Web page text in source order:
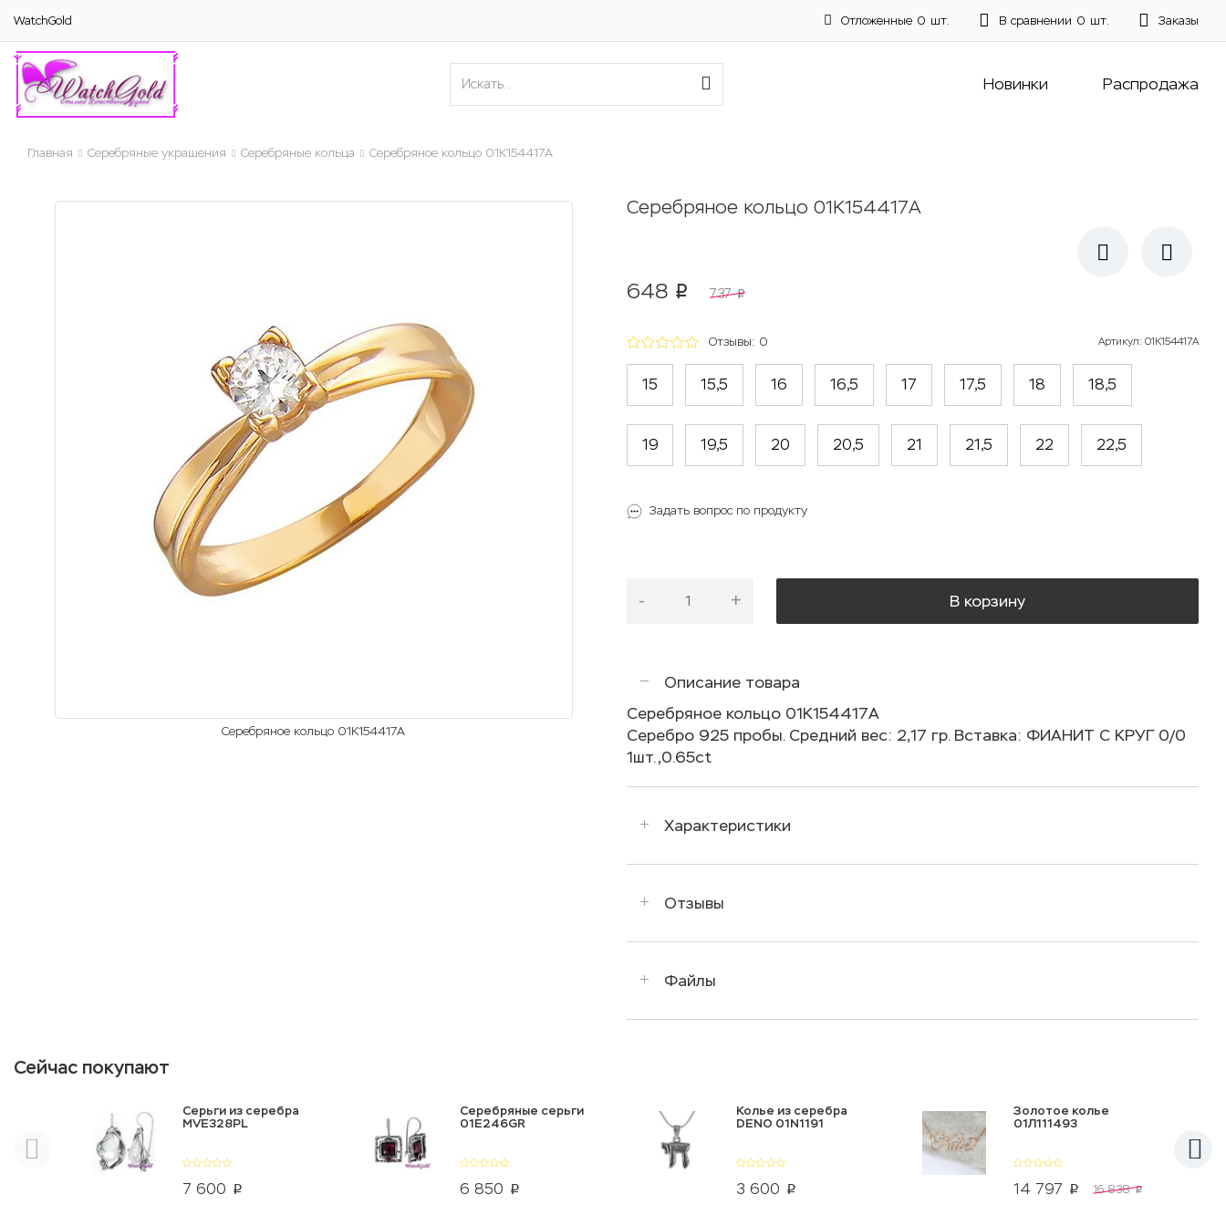
WatchGold Отложенные 0 шт. В сравнении 0 шт. Заказы
Новинки Распродажа
Главная Серебряные украшения Серебряные кольца Серебряное кольцо 01К154417А
Серебряное кольцо 01К154417А
Серебряное кольцо 01К154417А
648 p 737 p
Отзывы: 0 Артикул: 01К154417А
15 15,5 16 16,5 17 17,5 18 18,5
19 19,5 20 20,5 21 21,5 22 22,5
Задать вопрос по продукту
- + В корзину
Описание товара
Серебряное кольцо 01К154417А
Серебро 925 пробы. Средний вес: 2,17 гр. Вставка: ФИАНИТ С КРУГ 0/0
1шт.,0.65ct
Характеристики
Отзывы
Файлы
Сейчас покупают
7 600 p
Серьги из серебра
MVE328PL
6 850 p
Серебряные серьги
01E246GR
3 600 p
Колье из серебра
DENO 01N1191
14 797 p 16 838 p
Золотое колье
01Л111493